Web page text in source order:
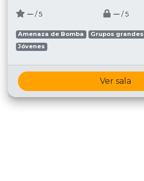
─ / 5 ─ / 5
Amenaza de Bomba Grupos grandes
Jóvenes
Ver sala